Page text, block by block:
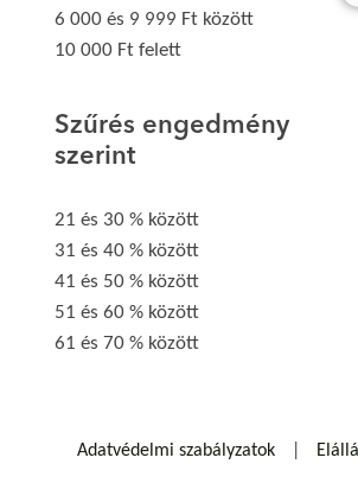
6 000 és 9 999 Ft között
10 000 Ft felett
Szűrés engedmény
szerint
21 és 30 % között
31 és 40 % között
41 és 50 % között
51 és 60 % között
61 és 70 % között
Adatvédelmi szabályzatok